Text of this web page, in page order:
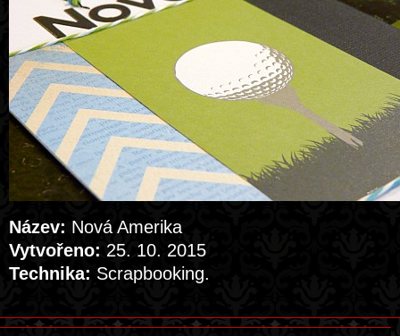
Název: Nová Amerika
Vytvořeno: 25. 10. 2015
Technika: Scrapbooking.